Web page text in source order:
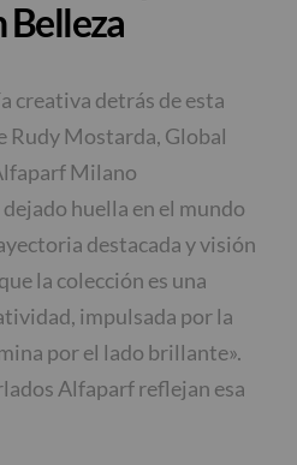
Belleza
creativa detrás de esta
Rudy Mostarda, Global
Milano
huella en el mundo
destacada y visión
la colección es una
impulsada por la
por el lado brillante».
Alfaparf reflejan esa